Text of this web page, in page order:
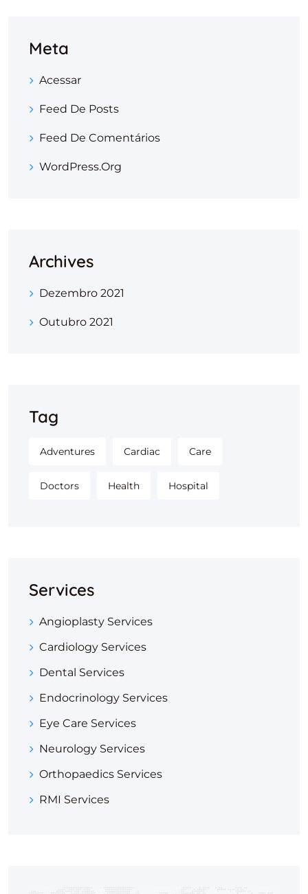
Meta
Acessar
Feed De Posts
Feed De Comentários
WordPress.org
Archives
Dezembro 2021
Outubro 2021
Tag
Adventures Cardiac Care
Doctors Health Hospital
Services
Angioplasty Services
Cardiology Services
Dental Services
Endocrinology Services
Eye Care Services
Neurology Services
Orthopaedics Services
RMI Services